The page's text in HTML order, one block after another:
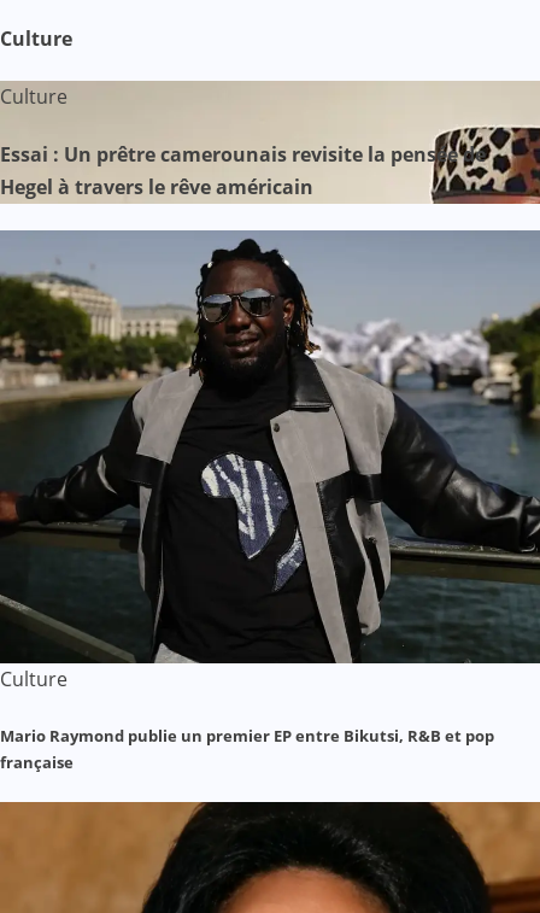
Culture
Culture
Essai : Un prêtre camerounais revisite la pensée de
Hegel à travers le rêve américain
Culture
Mario Raymond publie un premier EP entre Bikutsi, R&B et pop
française